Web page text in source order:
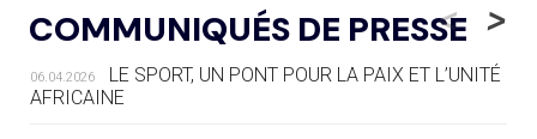
SE DESSINE
04.08 — FOCUS DU JOUR
LE COJOP A TROUVÉ SON VILLAGE
COMMUNIQUÉS DE PRESSE
<
06.04.2026
LE SPORT, UN PONT POUR LA PAIX ET L’UNITÉ
AFRICAINE
>